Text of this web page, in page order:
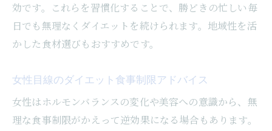
効です。これらを習慣化することで、勝どきの忙しい毎
日でも無理なくダイエットを続けられます。地域性を活
かした食材選びもおすすめです。
女性目線のダイエット食事制限アドバイス
女性はホルモンバランスの変化や美容への意識から、無
理な食事制限がかえって逆効果になる場合もあります。